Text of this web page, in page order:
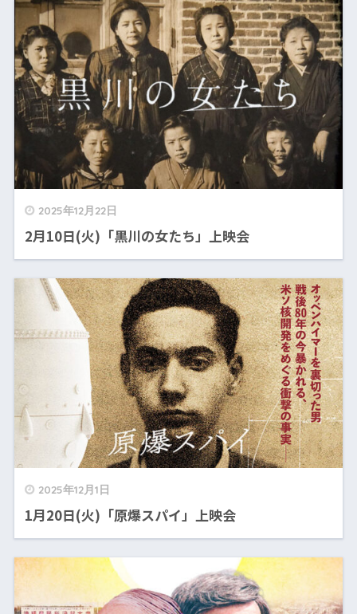
2025年12月22日
2月10日(火)「黒川の女たち」上映会
2025年12月1日
1月20日(火)「原爆スパイ」上映会